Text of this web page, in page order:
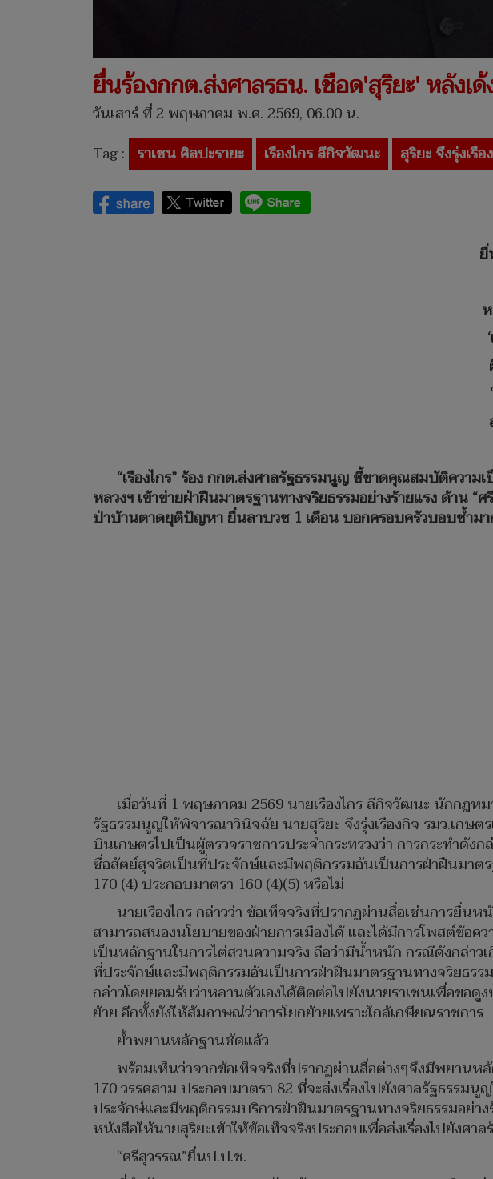
ยื่นร้องกกต.ส่งศาลรธน. เชือด'สุริยะ' หลังเ
วันเสาร์ ที่ 2 พฤษภาคม พ.ศ. 2569, 06.00 น.
Tag : ราเชน ศิลปะรายะ เรืองไกร ลีกิจวัฒนะ สุริยะ จึงรุ่งเรือ
ยื่
“เรืองไกร” ร้อง กกต.ส่งศาลรัฐธรรมนูญ ชี้ขาดคุณสมบัติควา
หลวงฯ เข้าข่ายฝ่าฝืนมาตรฐานทางจริยธรรมอย่างร้ายแรง ด้าน “
ป่าบ้านตาดยุติปัญหา ยื่นลาบวช 1 เดือน บอกครอบครัวบอบช้ำมา
เมื่อวันที่ 1 พฤษภาคม 2569 นายเรืองไกร ลีกิจวัฒนะ นักกฎห
รัฐธรรมนูญให้พิจารณาวินิจฉัย นายสุริยะ จึงรุ่งเรืองกิจ รมว.เกษ
บินเกษตรไปเป็นผู้ตรวจราชการประจำกระทรวงว่า การกระทำดั
ซื่อสัตย์สุจริตเป็นที่ประจักษ์และมีพฤติกรรมอันเป็นการฝ่าฝืนมาต
170 (4) ประกอบมาตรา 160 (4)(5) หรือไม่
นายเรืองไกร กล่าวว่า ข้อเท็จจริงที่ปรากฏผ่านสื่อเช่นการยื่น
สามารถสนองนโยบายของฝ่ายการเมืองได้ และได้มีการโพสต์ข้
เป็นหลักฐานในการไต่สวนความจริง ถือว่ามีน้ำหนัก กรณีดังกล่า
ที่ประจักษ์และมีพฤติกรรมอันเป็นการฝ่าฝืนมาตรฐานทางจริยธร
กล่าวโดยยอมรับว่าหลานตัวเองได้ติดต่อไปยังนายราเชนเพื่อขอ
ย้าย อีกทั้งยังให้สัมภาษณ์ว่าการโยกย้ายเพราะใกล้เกษียณราชการ
ย้ำพยานหลักฐานชัดแล้ว
พร้อมเห็นว่าจากข้อเท็จจริงที่ปรากฏผ่านสื่อต่างๆจึงมีพยาน
170 วรรคสาม ประกอบมาตรา 82 ที่จะส่งเรื่องไปยังศาลรัฐธรร
ประจักษ์และมีพฤติกรรมบริการฝ่าฝืนมาตรฐานทางจริยธรรมอย่
หนังสือให้นายสุริยะเข้าให้ข้อเท็จจริงประกอบเพื่อส่งเรื่องไปยั
“ศรีสุวรรณ”ยื่นป.ป.ช.